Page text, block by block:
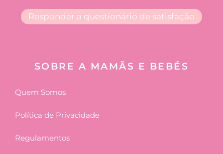
Responder a questionário de satisfação
SOBRE A MAMÃS E BEBÉS
Quem Somos
Política de Privacidade
Regulamentos